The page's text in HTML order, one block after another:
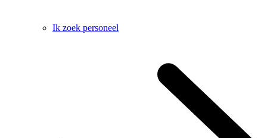
Ik zoek personeel